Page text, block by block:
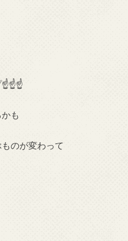
☝☝☝
も
のが変わって